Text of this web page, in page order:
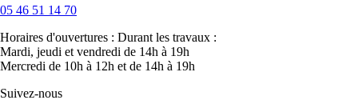
05 46 51 14 70
Horaires d'ouvertures : Durant les travaux :
Mardi, jeudi et vendredi de 14h à 19h
Mercredi de 10h à 12h et de 14h à 19h
Suivez-nous